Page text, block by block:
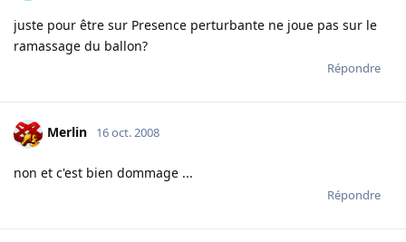
juste pour être sur Presence perturbante ne joue pas sur le
ramassage du ballon?
Répondre
Merlin 16 oct. 2008
non et c'est bien dommage ...
Répondre